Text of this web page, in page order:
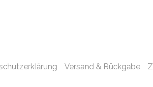
Versand & Rückgabe